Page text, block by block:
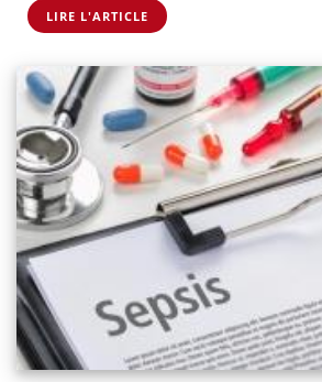
LIRE L'ARTICLE